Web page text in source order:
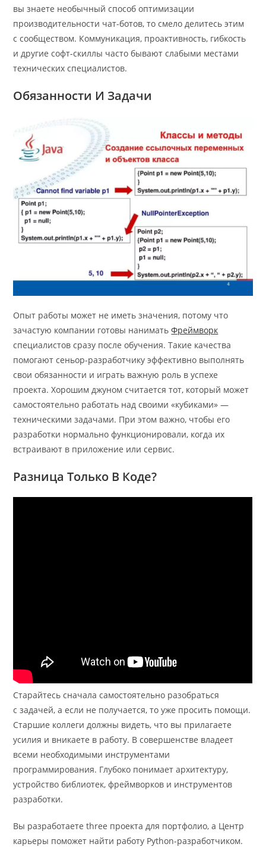
вы знаете необычный способ оптимизации
производительности чат-ботов, то смело делитесь этим
с сообществом. Коммуникация, проактивность, гибкость
и другие софт-скиллы часто бывают слабыми местами
технических специалистов.
Обязанности И Задачи
Опыт работы может не иметь значения, потому что
зачастую компании готовы наниматьФреймворк
специалистов сразу после обучения. Такие качества
помогают сеньор-разработчику эффективно выполнять
свои обязанности и играть важную роль в успехе
проекта. Хорошим джуном считается тот, который может
самостоятельно работать над своими «кубиками» —
техническими задачами. При этом важно, чтобы его
разработки нормально функционировали, когда их
встраивают в приложение или сервис.
Разница Только В Коде?
Старайтесь сначала самостоятельно разобраться
с задачей, а если не получается, то уже просить помощи.
Старшие коллеги должны видеть, что вы прилагаете
усилия и вникаете в работу. В совершенстве владеет
всеми необходимыми инструментами
программирования. Глубоко понимает архитектуру,
устройство библиотек, фреймворков и инструментов
разработки.
Вы разработаете three проекта для портфолио, а Центр
карьеры поможет найти работу Python-разработчиком.